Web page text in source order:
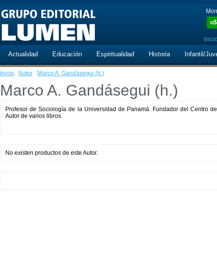
u$
Actualidad Educación Espiritualidad Historia Infantil/
Inicio · Autor · Marco A. Gandásegui (h.)
Marco A. Gandásegui (h.)
Profesor de Sociología de la Universidad de Panamá. Fundador del Centro
Autor de varios libros.
No existen productos de este Autor.